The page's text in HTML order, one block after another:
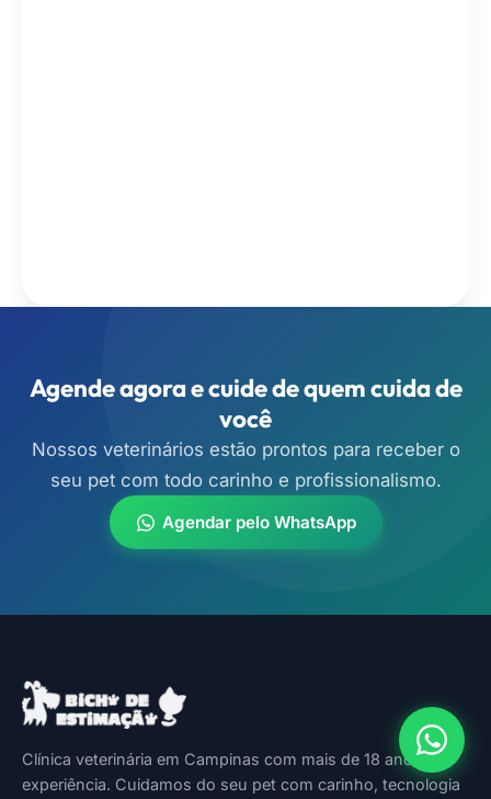
Maps
Agende agora e cuide de quem cuida de
você
Nossos veterinários estão prontos para receber o
seu pet com todo carinho e profissionalismo.
Agendar pelo WhatsApp
Clínica veterinária em Campinas com mais de 18 anos de
experiência. Cuidamos do seu pet com carinho, tecnologia